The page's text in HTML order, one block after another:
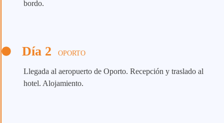
bordo.
Día 2 OPORTO
Llegada al aeropuerto de Oporto. Recepción y traslado al
hotel. Alojamiento.